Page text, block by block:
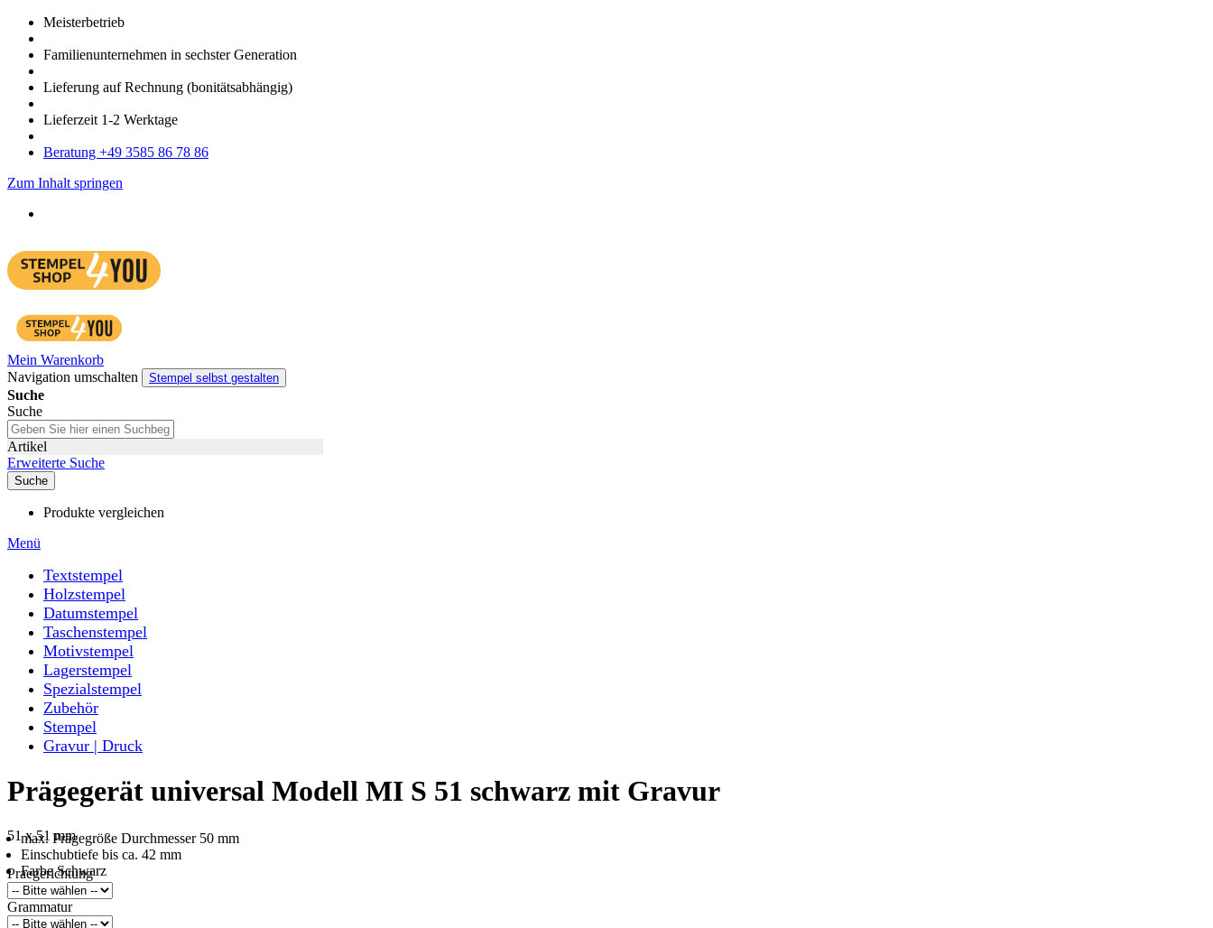
Meister­betrieb
Familien­unter­nehmen in sechster Gene­ration
Lieferung auf Rech­nung (bonitätsabhängig)
Liefer­zeit 1-2 Werk­tage
Bera­tung +49 3585 86 78 86
Zum Inhalt springen
Mein Warenkorb
Navigation umschalten
Stempel selbst gestalten
Suche
Suche
Artikel
Erweiterte Suche
Suche
Produkte vergleichen
Menü
Textstempel
Holzstempel
Datumstempel
Taschenstempel
Motivstempel
Lagerstempel
Spezialstempel
Zubehör
Stempel
Gravur | Druck
Prägegerät universal Modell MI S 51 schwarz mit Gravur
51 x 51 mm
max. Prägegröße Durchmesser 50 mm
Einschubtiefe bis ca. 42 mm
Farbe Schwarz
Praegerichtung
Grammatur